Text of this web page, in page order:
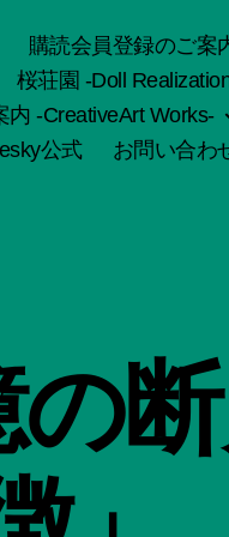
購読会員登録のご案
桜荘園 -Doll
内 -CreativeArt Works-
公式 お問い合わ
の